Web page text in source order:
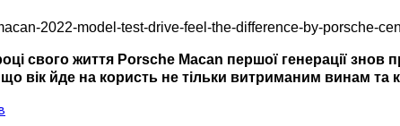
свого життя Porsche Macan першої генерації знов
вік йде на користь не тільки витриманим винам та